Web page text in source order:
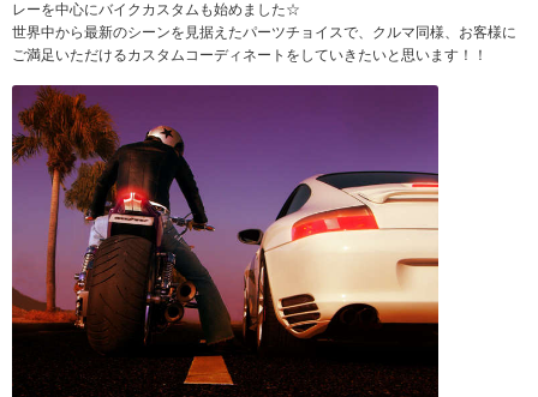
レーを中心にバイクカスタムも始めました☆
世界中から最新のシーンを見据えたパーツチョイスで、クルマ同様、お客様に
ご満足いただけるカスタムコーディネートをしていきたいと思います！！